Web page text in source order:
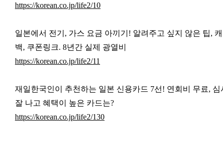
https://korean.co.jp/life2/10
일본에서 전기, 가스 요금 아끼기! 알려주고 싶지 않은 팁,
백, 쿠폰링크. 8년간 실제 광열비
https://korean.co.jp/life2/11
재일한국인이 추천하는 일본 신용카드 7선! 연회비 무료, 심
잘 나고 혜택이 높은 카드는?
https://korean.co.jp/life2/130